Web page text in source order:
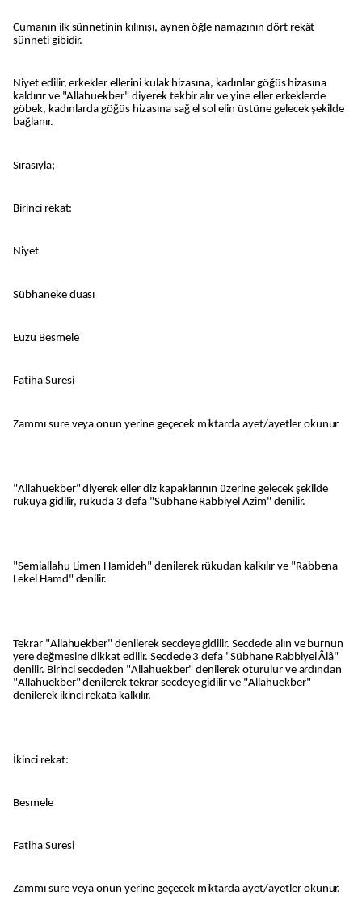
Cumanın ilk sünnetinin kılınışı, aynen öğle namazının dört rekât
sünneti gibidir.
Niyet edilir, erkekler ellerini kulak hizasına, kadınlar göğüs hizasına
kaldırır ve "Allahuekber" diyerek tekbir alır ve yine eller erkeklerde
göbek, kadınlarda göğüs hizasına sağ el sol elin üstüne gelecek şekilde
bağlanır.
Sırasıyla;
Birinci rekat:
Niyet
Sübhaneke duası
Euzü Besmele
Fatiha Suresi
Zammı sure veya onun yerine geçecek miktarda ayet/ayetler okunur
"Allahuekber" diyerek eller diz kapaklarının üzerine gelecek şekilde
rükuya gidilir, rükuda 3 defa "Sübhane Rabbiyel Azim" denilir.
"Semiallahu Limen Hamideh" denilerek rükudan kalkılır ve "Rabbena
Lekel Hamd" denilir.
Tekrar "Allahuekber" denilerek secdeye gidilir. Secdede alın ve burnun
yere değmesine dikkat edilir. Secdede 3 defa "Sübhane Rabbiyel Âlâ"
denilir. Birinci secdeden "Allahuekber" denilerek oturulur ve ardından
"Allahuekber" denilerek tekrar secdeye gidilir ve "Allahuekber"
denilerek ikinci rekata kalkılır.
İkinci rekat:
Besmele
Fatiha Suresi
Zammı sure veya onun yerine geçecek miktarda ayet/ayetler okunur.